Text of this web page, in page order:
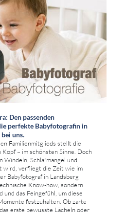
Den passenden
perfekte Babyfotografin in
uns.
Familienmitglieds stellt die
– im schönsten Sinne. Doch
Windeln, Schlafmangel und
wird, verfliegt die Zeit wie im
Babyfotograf in Landsberg
Know-how, sondern
und das Feingefühl, um diese
festzuhalten. Ob zarte
erste bewusste Lächeln oder